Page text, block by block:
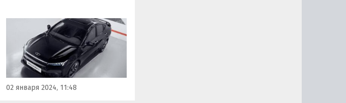
рублей или 7,1 — 7,6%, сообщает
портал «Автоновости дня» со
ссылкой на данные
собственного мониторинга
прайс-листов «Москвича».
02 января 2024, 11:48